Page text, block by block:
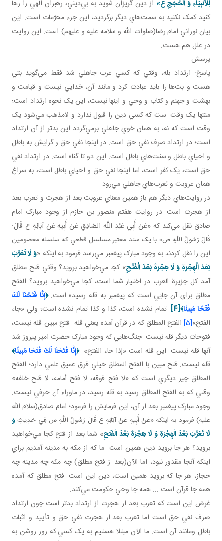
لِلْأَنْبِيَاءِ وَ الْحُجَجِ ع» از دين گريزان شويد به بي‌ديني، رهبران الهي را رها
کنيد کمک نکنيد به سمت‌هاي ديگر برگرديد، اين جزء محرّمات است. اين
بيان نوراني امام رضا(صلوات الله و سلامه عليه و عليهم) است. اين روايت
در علل هم هست.
پرسش: ...
پاسخ: ارتداد بله، وقتي که کسي عرب جاهلي شد فقط مي‌گويد بتي
هست و بت‌ها را بايد عبادت کرد و مانند آن، خدايي نيست و قيامت و
بهشت و جهنم و کتاب و وحي و اينها نيست، اين يک نحوه ارتداد است؛
منتها يک وقت است که کسي دين را قبول ندارد و لامذهب مي‌شود يک
وقت است که نه، به همان خوي جاهلي برمي‌گردد اين بدتر از آن ارتداد
است؛ در ارتداد صرف نفي حق است. در اينجا نفي حق و گرايش به باطل
و احياي باطل و سنت‌هاي باطل است. اين دو تا گناه است. در ارتداد نفي
حق است، يک کفر است، اما اينجا نفي حق و احياي باطل است، به سراغ
همان عروبت و تعرب‌هاي جاهلي مي‌رود.
در روايت‌هاي ديگر هم باز همين معناي عروبت بعد از هجرت و تعرب بعد
از هجرت است. در روايت هفتم منصور بن حازم از وجود مبارک امام
صادق نقل مي‌کند که «عَنْ أَبِي عَبْدِ اللَّهِ الصَّادِقِ عَنْ أَبِيهِ عَنْ آبَائِهِ ع قَالَ:
قَالَ رَسُولُ اللَّهِ ص» با يک سند معتبر مسلسل قطعي که سلسله معصومين
اين را نقل کردند به وجود مبارک پيغمبر مي‌رسد فرمود به اينکه «وَ لَا تَعَرُّبَ
بَعْدَ الْهِجْرَةِ وَ لَا هِجْرَةَ بَعْدَ الْفَتْحِ» کجا مي‌خواهيد برويد؟ وقتي فتح مطلق
آمد کل جزيرة العرب در اختيار شما است، کجا مي‌خواهيد برويد؟ الفتح
مطلق برای آن جايي است که پيغمبر به قله رسيده است. ﴿إِنَّا فَتَحْنَا لَكَ
فَتْحًا مُبِينًا﴾[4]
تمام نشده است، کذا و کذا تمام نشده است؛ ولي «جاء
الفتح»[5]
الفتح المطلق که در قرآن آمده يعني قله. فتح مبين قله نيست،
فتوحات ديگر قله نيست. جنگ‌هايي که وجود مبارک حضرت امير پيروز شد
آنها قله نيست. اين قله است «إذا جاء الفتح».﴿إِنَّا فَتَحْنَا لَكَ فَتْحًا مُبِينًا﴾
قله نيست. فتح مبين با الفتح المطلق خيلي فرق عميق علمي دارد؛ الفتح
المطلق چيز ديگري است که «لا فتح فوقه، لا فتح أمامه، لا فتح خلفه»
وقتي که به الفتح المطلق رسيد به قله رسيد، در ماوراء آن حرفي نيست.
وجود مبارک پيغمبر بعد از آن، اين فرمايش را فرمود؛ امام صادق(سلام الله
عليه) فرمود به اينکه «عَنْ أَبِيهِ عَنْ آبَائِهِ ع قَالَ رَسُولُ اللَّهِ ص فِي حَدِيثٍوَ
لَا تَعَرُّبَ بَعْدَ الْهِجْرَةِ وَ لَا هِجْرَةَ بَعْدَ الْفَتْحِ» شما بعد از فتح کجا مي‌خواهيد
برويد؟ هر جا برويد دين همين است. ما که از مکه به مدينه آمديم براي
اينکه آنجا مقدور نبود، اما الآن(بعد از فتح مطلق) چه مکه چه مدينه چه
حجاز، هر جا که برويد همين است، دين اين است. فتح مطلق که آمده
همه جا قرآن است ... همه جا وحي حکومت مي‌کند.
غرض اين است که تعرب بعد از هجرت از ارتداد بدتر است چون ارتداد
صرف نفي حق است اما تعرب بعد از هجرت نفي حق و تأييد و اثبات
باطل ومانند آن است. ما الآن مبتلا هستيم به يک کسي که روز روشن به